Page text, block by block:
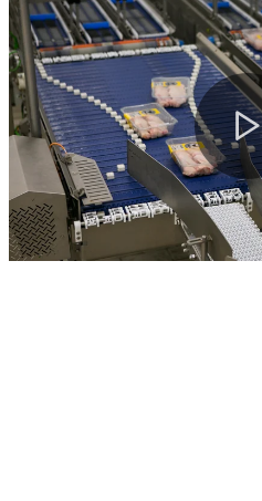
工业
行业概览